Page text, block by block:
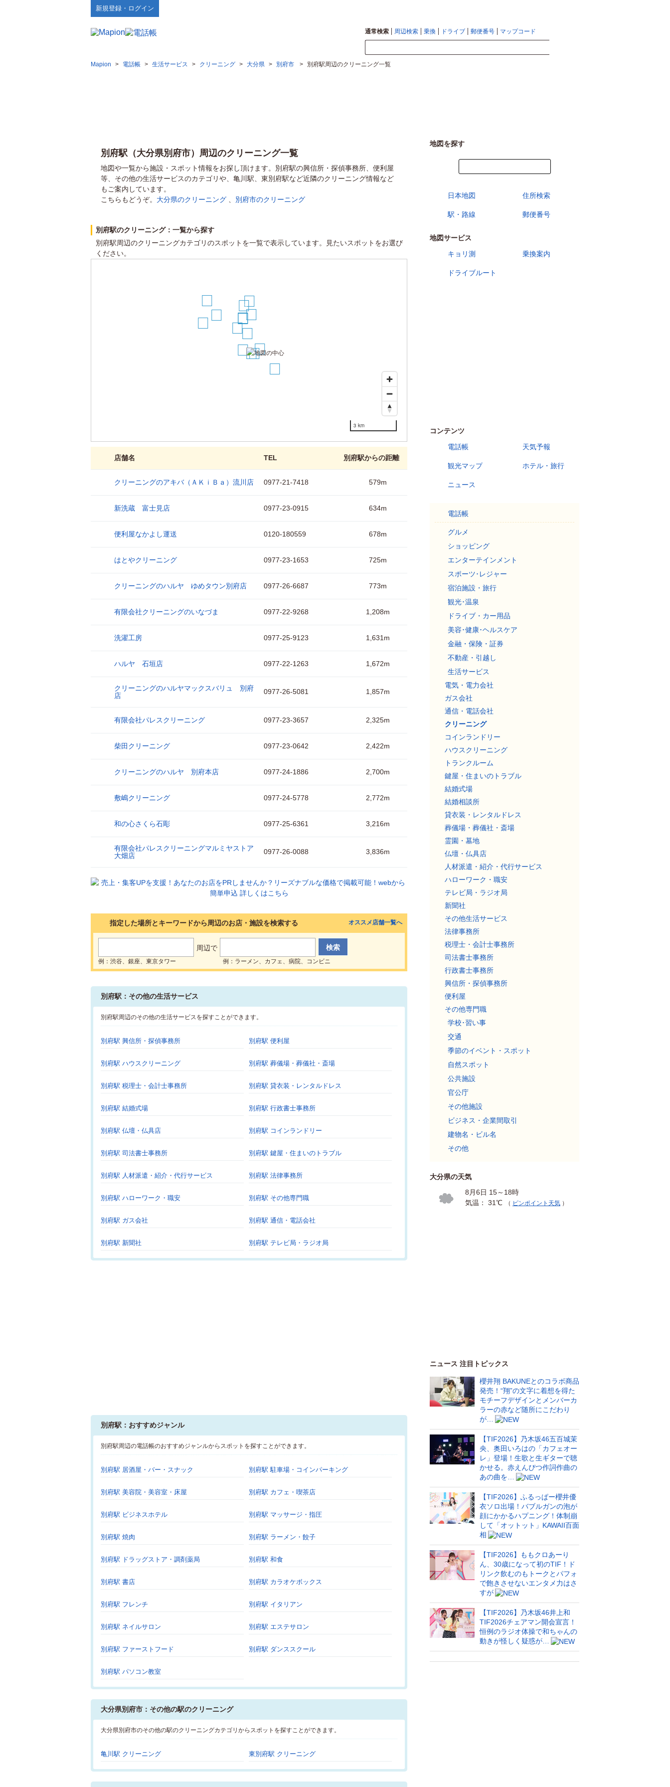
新規登録・ログイン
通常検索 周辺検索 乗換 ドライブ 郵便番号 マップコード
Mapion > 電話帳 > 生活サービス > クリーニング > 大分県 > 別府市 > 別府駅周辺のクリーニング一覧
別府駅（大分県別府市）周辺のクリーニング一覧
地図や一覧から施設・スポット情報をお探し頂けます。別府駅の興信所・探偵事務所、便利屋
等、その他の生活サービスのカテゴリや、亀川駅、東別府駅など近隣のクリーニング情報など
もご案内しています。
こちらもどうぞ。 大分県のクリーニング 別府市のクリーニング
別府駅のクリーニング：一覧から探す
別府駅周辺のクリーニングカテゴリのスポットを一覧で表示しています。見たいスポットをお選び
ください。
345
1112
3 km
店舗名 TEL 別府駅からの距離
クリーニングのアキバ（ＡＫｉＢａ）流川店 0977-21-7418 579m
新洗蔵 富士見店 0977-23-0915 634m
便利屋なかよし運送 0120-180559 678m
はとやクリーニング 0977-23-1653 725m
クリーニングのハルヤ ゆめタウン別府店 0977-26-6687 773m
有限会社クリーニングのいなづま 0977-22-9268 1,208m
洗濯工房 0977-25-9123 1,631m
ハルヤ 石垣店 0977-22-1263 1,672m
クリーニングのハルヤマックスバリュ 別府
店
0977-26-5081 1,857m
有限会社パレスクリーニング 0977-23-3657 2,325m
柴田クリーニング 0977-23-0642 2,422m
クリーニングのハルヤ 別府本店 0977-24-1886 2,700m
敷嶋クリーニング 0977-24-5778 2,772m
和の心さくら石彫 0977-25-6361 3,216m
有限会社パレスクリーニングマルミヤストア
大畑店
0977-26-0088 3,836m
指定した場所とキーワードから周辺のお店・施設を検索する
周辺で
例：渋谷、銀座、東京タワー 例：ラーメン、カフェ、病院、コンビニ
オススメ店舗一覧へ
別府駅：その他の生活サービス
別府駅周辺のその他の生活サービスを探すことができます。
別府駅 興信所・探偵事務所 別府駅 便利屋
別府駅 ハウスクリーニング 別府駅 葬儀場・葬儀社・斎場
別府駅 税理士・会計士事務所 別府駅 貸衣装・レンタルドレス
別府駅 結婚式場 別府駅 行政書士事務所
別府駅 仏壇・仏具店 別府駅 コインランドリー
別府駅 司法書士事務所 別府駅 鍵屋・住まいのトラブル
別府駅 人材派遣・紹介・代行サービス 別府駅 法律事務所
別府駅 ハローワーク・職安 別府駅 その他専門職
別府駅 ガス会社 別府駅 通信・電話会社
別府駅 新聞社 別府駅 テレビ局・ラジオ局
別府駅：おすすめジャンル
別府駅周辺の電話帳のおすすめジャンルからスポットを探すことができます。
別府駅 居酒屋・バー・スナック 別府駅 駐車場・コインパーキング
別府駅 美容院・美容室・床屋 別府駅 カフェ・喫茶店
別府駅 ビジネスホテル 別府駅 マッサージ・指圧
別府駅 焼肉 別府駅 ラーメン・餃子
別府駅 ドラッグストア・調剤薬局 別府駅 和食
別府駅 書店 別府駅 カラオケボックス
別府駅 フレンチ 別府駅 イタリアン
別府駅 ネイルサロン 別府駅 エステサロン
別府駅 ファーストフード 別府駅 ダンススクール
別府駅 パソコン教室
大分県別府市：その他の駅のクリーニング
大分県別府市のその他の駅のクリーニングカテゴリからスポットを探すことができます。
亀川駅 クリーニング 東別府駅 クリーニング
地図を探す
日本地図 住所検索
駅・路線 郵便番号
地図サービス
キョリ測
乗換案内
ドライブルート
コンテンツ
電話帳
天気予報
観光マップ ホテル・旅行
ニュース
電話帳
グルメ
ショッピング
エンターテインメント
スポーツ･レジャー
宿泊施設・旅行
観光･温泉
ドライブ・カー用品
美容･健康･ヘルスケア
金融・保険・証券
不動産・引越し
生活サービス
電気・電力会社
ガス会社
通信・電話会社
クリーニング
コインランドリー
ハウスクリーニング
トランクルーム
鍵屋・住まいのトラブル
結婚式場
結婚相談所
貸衣装・レンタルドレス
葬儀場・葬儀社・斎場
霊園・墓地
仏壇・仏具店
人材派遣・紹介・代行サービス
ハローワーク・職安
テレビ局・ラジオ局
新聞社
その他生活サービス
法律事務所
税理士・会計士事務所
司法書士事務所
行政書士事務所
興信所・探偵事務所
便利屋
その他専門職
学校･習い事
交通
季節のイベント・スポット
自然スポット
公共施設
官公庁
その他施設
ビジネス・企業間取引
建物名・ビル名
その他
大分県の天気
8月6日 15～18時
気温： 31℃
（ ピンポイント天気 ）
ニュース 注目トピックス
櫻井翔 BAKUNEとのコラボ商品
発売！“翔”の文字に着想を得た
モチーフデザインとメンバーカ
ラーの赤など随所にこだわり
が…
【TIF2026】乃木坂46五百城茉
央、奥田いろはの「カフェオー
レ」登場！生歌と生ギターで聴
かせる。赤えんぴつ作詞作曲の
あの曲を…
【TIF2026】ふるっぱー櫻井優
衣ソロ出場！バブルガンの泡が
顔にかかるハプニング！体制崩
して「オットット」KAWAII百面
相
【TIF2026】ももクロあーり
ん、30歳になって初のTIF！ド
リンク飲むのもトークとパフォ
で飽きさせないエンタメ力はさ
すが
【TIF2026】乃木坂46井上和
TIF2026チェアマン開会宣言！
恒例のラジオ体操で和ちゃんの
動きが怪しく疑惑が…